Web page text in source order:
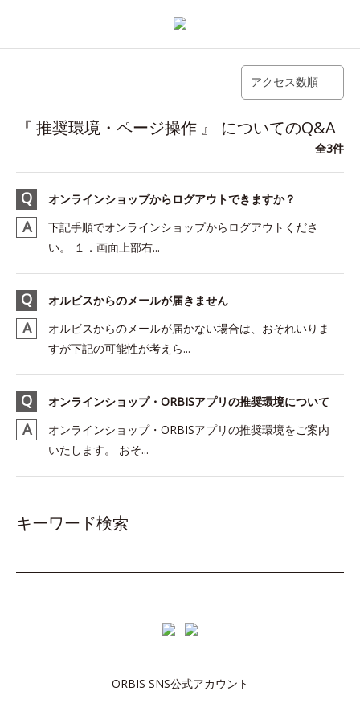
アクセス数順
『 推奨環境・ページ操作 』 についてのQ&A
全3件
オンラインショップからログアウトできますか？
下記手順でオンラインショップからログアウトくださ
い。 １．画面上部右...
オルビスからのメールが届きません
オルビスからのメールが届かない場合は、おそれいりま
すが下記の可能性が考えら...
オンラインショップ・ORBISアプリの推奨環境について
オンラインショップ・ORBISアプリの推奨環境をご案内
いたします。 おそ...
キーワード検索
ORBIS SNS公式アカウント